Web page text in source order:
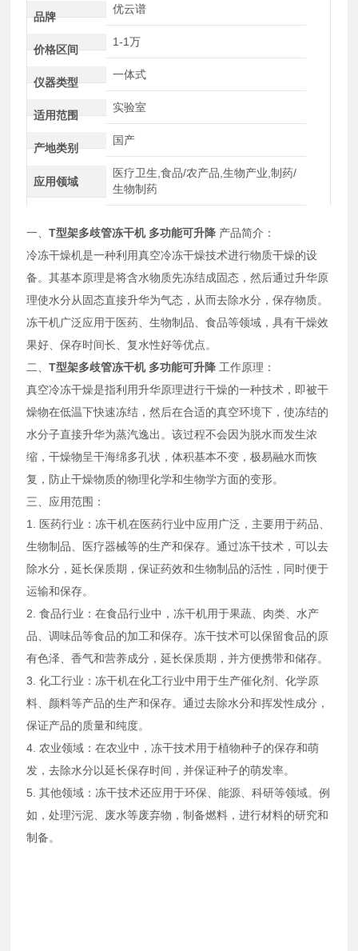
品牌
优云谱
价格区间
1-1万
仪器类型
一体式
适用范围
实验室
产地类别
国产
应用领域
医疗卫生,食品/农产品,生物产业,制药/
生物制药
一、T型架多歧管冻干机 多功能可升降 产品简介：
冷冻干燥机是一种利用真空冷冻干燥技术进行物质干燥的设
备。其基本原理是将含水物质先冻结成固态，然后通过升华原
理使水分从固态直接升华为气态，从而去除水分，保存物质。
冻干机广泛应用于医药、生物制品、食品等领域，具有干燥效
果好、保存时间长、复水性好等优点。
二、T型架多歧管冻干机 多功能可升降 工作原理：
真空冷冻干燥是指利用升华原理进行干燥的一种技术，即被干
燥物在低温下快速冻结，然后在合适的真空环境下，使冻结的
水分子直接升华为蒸汽逸出。该过程不会因为脱水而发生浓
缩，干燥物呈干海绵多孔状，体积基本不变，极易融水而恢
复，防止干燥物质的物理化学和生物学方面的变形。
三、应用范围：
1. ‌医药行业‌：冻干机在医药行业中应用广泛，主要用于药品、
生物制品、医疗器械等的生产和保存。通过冻干技术，可以去
除水分，延长保质期，保证药效和生物制品的活性，同时便于
运输和保存。
2. ‌食品行业‌：在食品行业中，冻干机用于果蔬、肉类、水产
品、调味品等食品的加工和保存。冻干技术可以保留食品的原
有色泽、香气和营养成分，延长保质期，并方便携带和储存。
3. ‌化工行业‌：冻干机在化工行业中用于生产催化剂、化学原
料、颜料等产品的生产和保存。通过去除水分和挥发性成分，
保证产品的质量和纯度。
4. ‌农业领域‌：在农业中，冻干技术用于植物种子的保存和萌
发，去除水分以延长保存时间，并保证种子的萌发率。
5. ‌其他领域‌：冻干技术还应用于环保、能源、科研等领域。例
如，处理污泥、废水等废弃物，制备燃料，进行材料的研究和
制备。